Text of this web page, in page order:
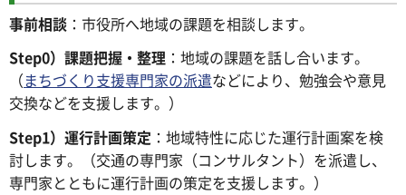
事前相談 ：市役所へ地域の課題を相談します。
Step0）課題把握・整理 ：地域の課題を話し合います。
（まちづくり支援専門家の派遣などにより、勉強会や意見
交換などを支援します。）
Step1）運行計画策定 ：地域特性に応じた運行計画案を検
討します。（交通の専門家（コンサルタント）を派遣し、
専門家とともに運行計画の策定を支援します。）